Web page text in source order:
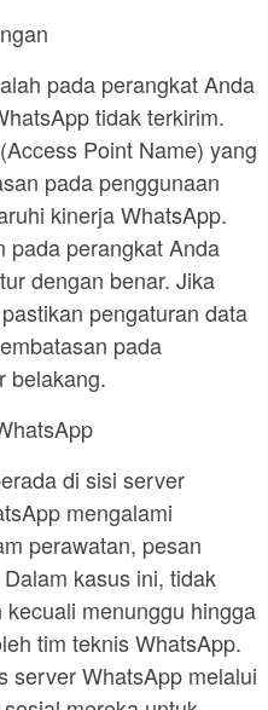
pada perangkat Anda
tidak terkirim.
Point Name) yang
pada penggunaan
kinerja WhatsApp.
pada perangkat Anda
dengan benar. Jika
pengaturan data
pada
belakang.
di sisi server
mengalami
perawatan, pesan
kasus ini, tidak
menunggu hingga
tim teknis WhatsApp.
server WhatsApp melalui